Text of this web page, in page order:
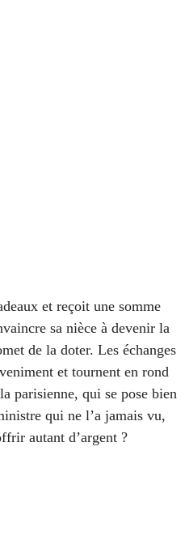
et reçoit une somme
sa nièce à devenir la
de la doter. Les échanges
et tournent en rond
parisienne, qui se pose bien
qui ne l’a jamais vu,
autant d’argent ?